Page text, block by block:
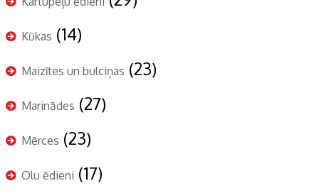
Kūkas (14)
Maizītes un bulciņas (23)
Marinādes (27)
Mērces (23)
Olu ēdieni (17)